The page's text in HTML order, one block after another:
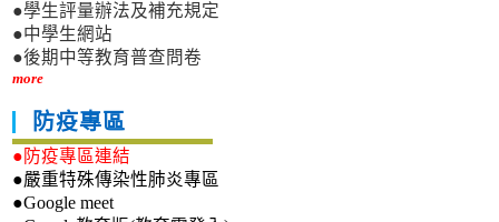
●學生評量辦法及補充規定
●中學生網站
●後期中等教育普查問卷
more
防疫專區
●防疫專區連結
●嚴重特殊傳染性肺炎專區
●Google meet